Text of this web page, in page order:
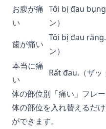
お腹が痛
い
Tôi bị đau
ン）
歯が痛い
Tôi bị đau
ン）
本当に痛
い
Rất đau.（ザッ
体の部位別「痛い」フレ
体の部位を入れ替えるだ
ができます。